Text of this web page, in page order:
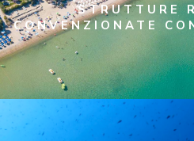
STRUTTURE
CONVENZIONATE